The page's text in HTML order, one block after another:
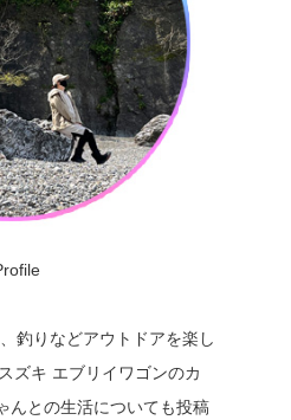
釣りなどアウトドアを楽し
ズキ エブリイワゴンのカ
んとの生活についても投稿